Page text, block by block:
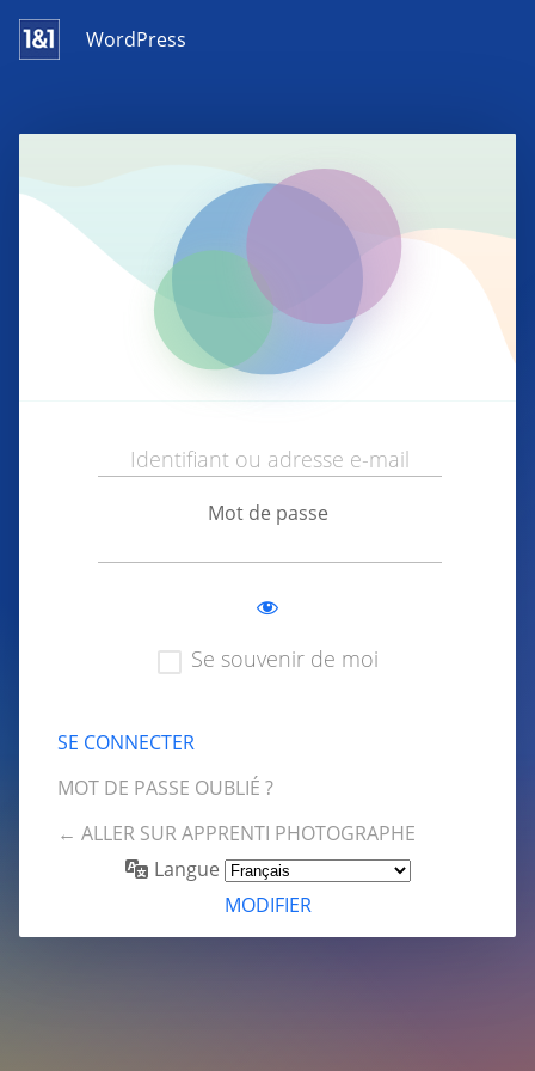
WordPress
Mot de passe
Se souvenir de moi
MOT DE PASSE OUBLIÉ ?
← ALLER SUR APPRENTI PHOTOGRAPHE
Langue